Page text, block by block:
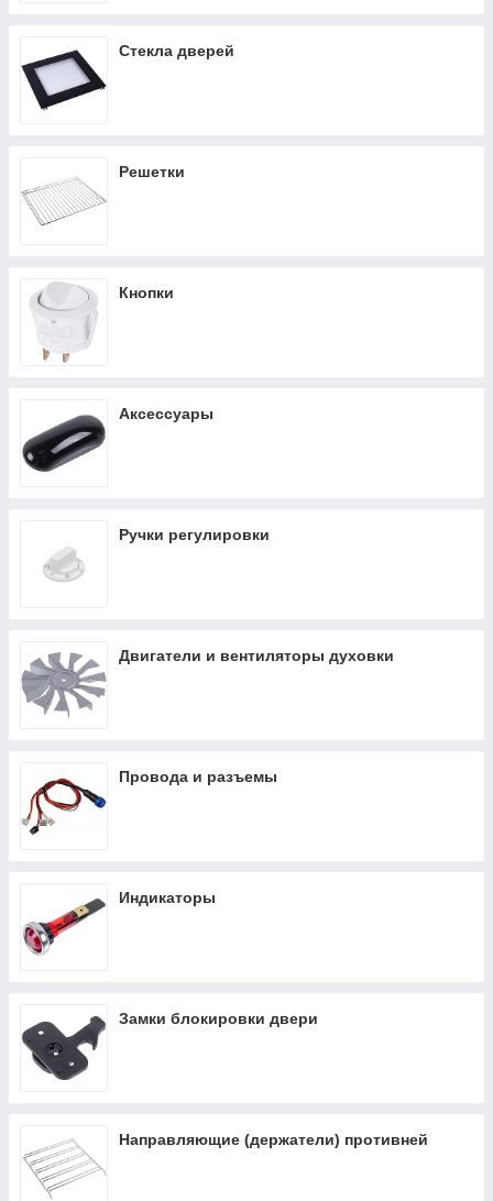
Стекла дверей
Решетки
Кнопки
Аксессуары
Ручки регулировки
Двигатели и вентиляторы духовки
Провода и разъемы
Индикаторы
Замки блокировки двери
Направляющие (держатели) противней